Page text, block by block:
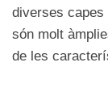
diverses
són molt
de les